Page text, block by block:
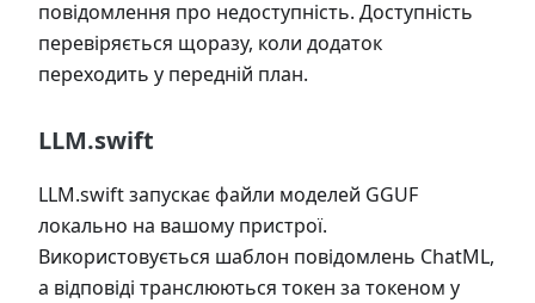
повідомлення про недоступність. Доступність
перевіряється щоразу, коли додаток
переходить у передній план.
LLM.swift
LLM.swift запускає файли моделей GGUF
локально на вашому пристрої.
Використовується шаблон повідомлень ChatML,
а відповіді транслюються токен за токеном у